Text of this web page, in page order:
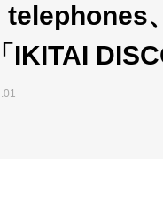
telephones
IKITAI